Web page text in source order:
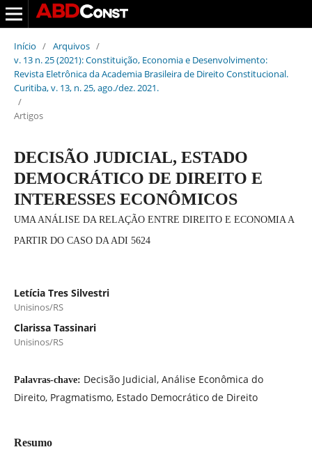
Início / Arquivos /
v. 13 n. 25 (2021): Constituição, Economia e Desenvolvimento:
Revista Eletrônica da Academia Brasileira de Direito Constitucional.
Curitiba, v. 13, n. 25, ago./dez. 2021.
/
Artigos
DECISÃO JUDICIAL, ESTADO
DEMOCRÁTICO DE DIREITO E
INTERESSES ECONÔMICOS
UMA ANÁLISE DA RELAÇÃO ENTRE DIREITO E ECONOMIA A
PARTIR DO CASO DA ADI 5624
Letícia Tres Silvestri
Unisinos/RS
Clarissa Tassinari
Unisinos/RS
Palavras-chave: Decisão Judicial, Análise Econômica do
Direito, Pragmatismo, Estado Democrático de Direito
Resumo